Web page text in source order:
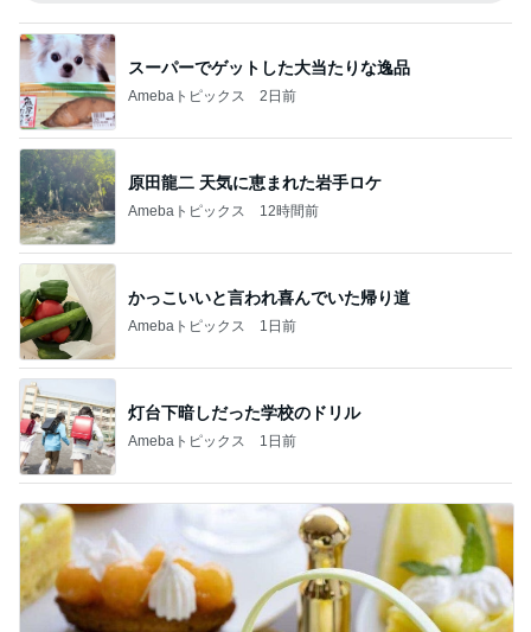
スーパーでゲットした大当たりな逸品
Amebaトピックス 2日前
原田龍二 天気に恵まれた岩手ロケ
Amebaトピックス 12時間前
かっこいいと言われ喜んでいた帰り道
Amebaトピックス 1日前
灯台下暗しだった学校のドリル
Amebaトピックス 1日前